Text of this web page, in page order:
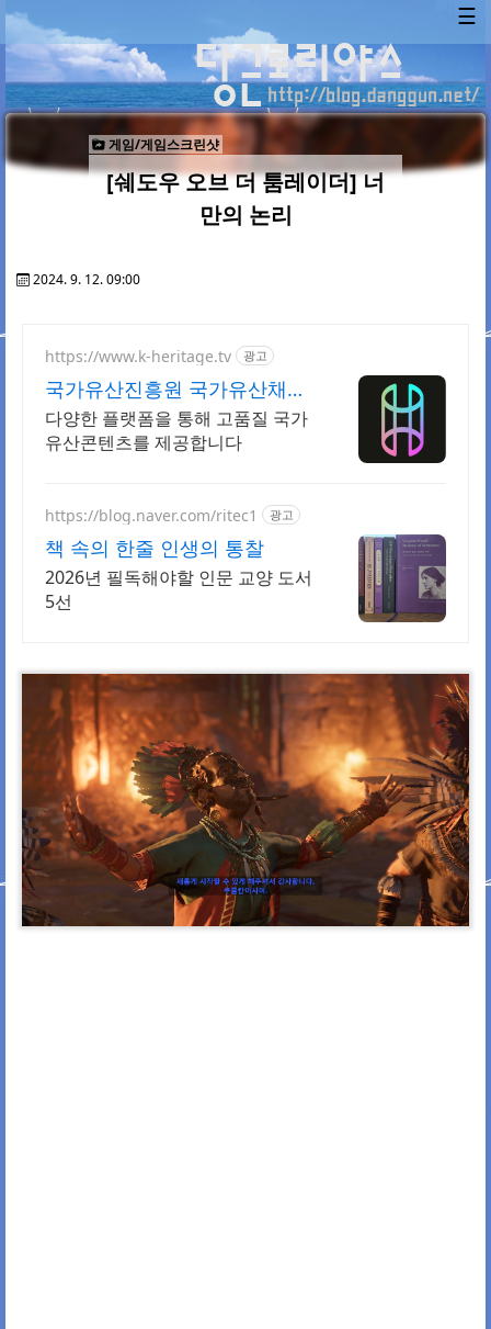
☰
게임/게임스크린샷
[쉐도우 오브 더 툼레이더] 너
만의 논리
2024. 9. 12. 09:00
https://www.k-heritage.tv 광고
국가유산진흥원 국가유산채널
한국의 세계유산 영상
다양한 플랫폼을 통해 고품질 국가
유산콘텐츠를 제공합니다
https://blog.naver.com/ritec1 광고
책 속의 한줄 인생의 통찰
2026년 필독해야할 인문 교양 도서
5선